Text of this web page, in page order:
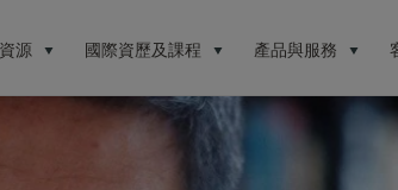
源 國際資歷及課程 產品與服務